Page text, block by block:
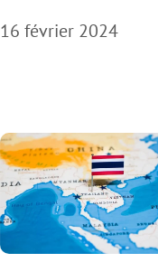
16 février 2024